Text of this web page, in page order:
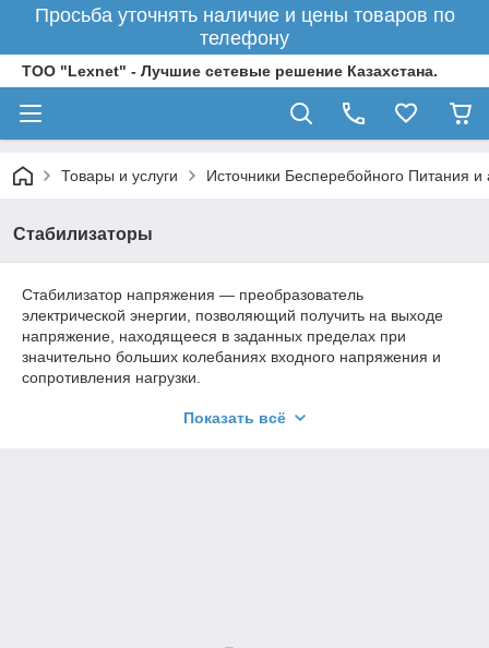
Просьба уточнять наличие и цены товаров по
телефону
ТОО "Lexnet" - Лучшие сетевые решение Казахстана.
Товары и услуги Источники Бесперебойного Питания и
Стабилизаторы
Стабилизатор напряжения — преобразователь
электрической энергии, позволяющий получить на выходе
напряжение, находящееся в заданных пределах при
значительно больших колебаниях входного напряжения и
сопротивления нагрузки.
стабилизаторы постоянного тока и переменного тока. Как
Показать всё